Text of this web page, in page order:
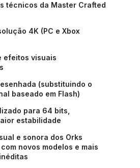
técnicos da Master Crafted
4K (PC e Xbox
efeitos visuais
(substituindo o
baseado em Flash)
para 64 bits,
estabilidade
e sonora dos Orks
novos modelos e mais